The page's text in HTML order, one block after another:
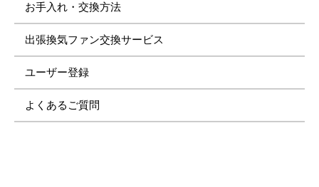
お手入れ・交換方法
出張換気ファン交換サービス
ユーザー登録
よくあるご質問